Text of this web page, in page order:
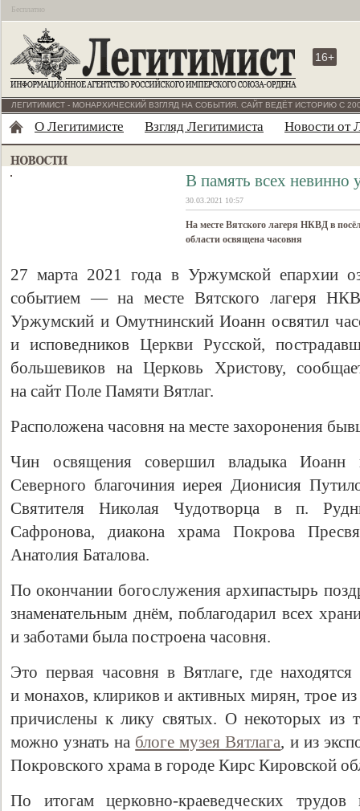
Бесплатно
16+
ЛЕГИТИМИСТ - МОНАРХИЧЕСКИЙ ВЗГЛЯД НА СОБЫТИЯ. САЙТ ВЕДЁТ ИСТОРИЮ С
О Легитимисте Взгляд Легитимиста Новости от
В память всех невинно
30.03.2021 10:57
На месте Вятского лагеря НКВД в
области освящена часовня
27 марта 2021 года в Уржумской епархии
событием — на месте Вятского лагеря
Уржумский и Омутнинский Иоанн освятил
и исповедников Церкви Русской,
большевиков на Церковь Христову,
на сайт Поле Памяти Вятлаг.
Расположена часовня на месте захоронения
Чин освящения совершил владыка Иоанн
Северного благочиния иерея Дионисия
Святителя Николая Чудотворца в п.
Сафронова, диакона храма Покрова
Анатолия Баталова.
По окончании богослужения архипастырь
знаменательным днём, поблагодарил всех
и заботами была построена часовня.
Это первая часовня в Вятлаге, где
и монахов, клириков и активных мирян, трое
причислены к лику святых. О некоторых из
можно узнать на блоге музея Вятлага, и из
Покровского храма в городе Кирс Кировской
По итогам церковно-краеведческих